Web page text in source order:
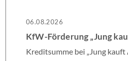
06.08.2026
Kreditsumme bei „Jung